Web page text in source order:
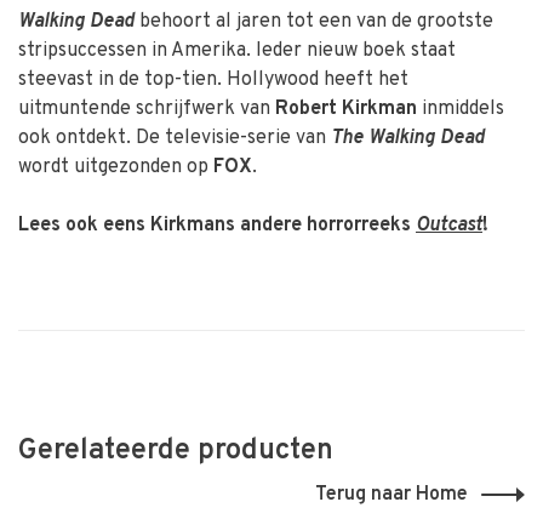
Walking Deadbehoort al jaren tot een van de grootste
stripsuccessen in Amerika. Ieder nieuw boek staat
steevast in de top-tien. Hollywood heeft het
uitmuntende schrijfwerk van Robert Kirkman inmiddels
ook ontdekt. De televisie-serie van The Walking Dead
wordt uitgezonden op FOX.
Lees ook eens Kirkmans andere horrorreeks Outcast!
Gerelateerde producten
Terug naar Home